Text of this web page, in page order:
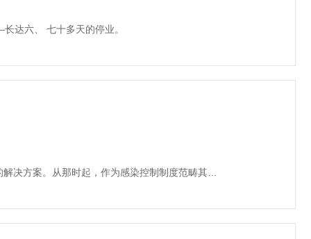
达六、 七十多天的停业。
决方案。从那时起，作为感染控制制度范畴其中